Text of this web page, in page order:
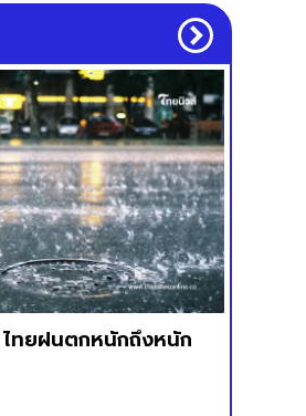
ทยฝนตกหนักถึงหนัก